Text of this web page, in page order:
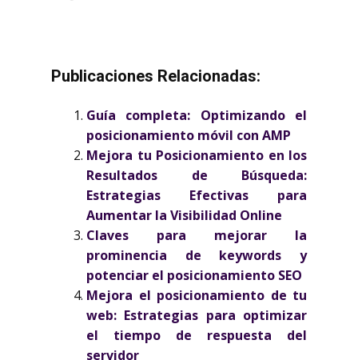
Publicaciones Relacionadas:
Guía completa: Optimizando el
posicionamiento móvil con AMP
Mejora tu Posicionamiento en los
Resultados de Búsqueda:
Estrategias Efectivas para
Aumentar la Visibilidad Online
Claves para mejorar la
prominencia de keywords y
potenciar el posicionamiento SEO
Mejora el posicionamiento de tu
web: Estrategias para optimizar
el tiempo de respuesta del
servidor